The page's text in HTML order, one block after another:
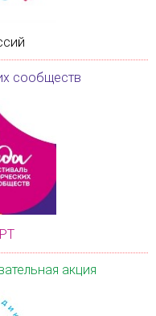
сообществ
акция